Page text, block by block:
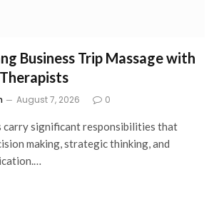
Business Trip Massage with
August 7, 2026 0
carry significant responsibilities that
making, strategic thinking, and